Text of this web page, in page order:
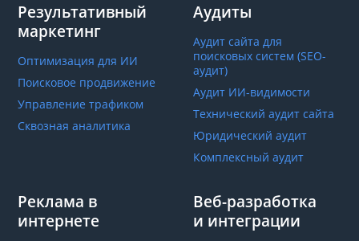
Результативный
маркетинг
Оптимизация для ИИ
Поисковое продвижение
Управление трафиком
Сквозная аналитика
Аудиты
Аудит сайта для
поисковых систем (SEO-
аудит)
Аудит ИИ-видимости
Технический аудит сайта
Юридический аудит
Комплексный аудит
Реклама в
интернете
Веб-разработка
и интеграции